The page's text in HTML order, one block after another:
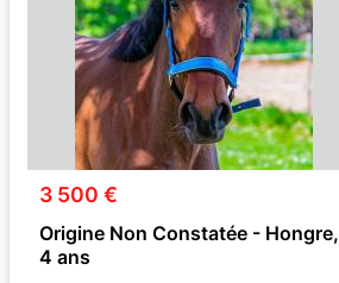
3 500 €
Origine Non Constatée - Hongre,
4 ans